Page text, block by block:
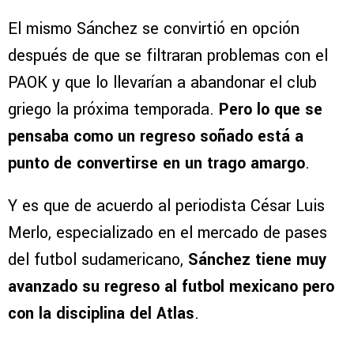
El mismo Sánchez se convirtió en opción
después de que se filtraran problemas con el
PAOK y que lo llevarían a abandonar el club
griego la próxima temporada. Pero lo que se
pensaba como un regreso soñado está a
punto de convertirse en un trago amargo.
Y es que de acuerdo al periodista César Luis
Merlo, especializado en el mercado de pases
del futbol sudamericano, Sánchez tiene muy
avanzado su regreso al futbol mexicano pero
con la disciplina del Atlas.